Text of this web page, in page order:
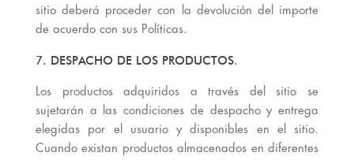
sitio deberá proceder con la devolución del importe
de acuerdo con sus Políticas.
7. DESPACHO DE LOS PRODUCTOS.
Los productos adquiridos a través del sitio se
sujetarán a las condiciones de despacho y entrega
elegidas por el usuario y disponibles en el sitio.
Cuando existan productos almacenados en diferentes